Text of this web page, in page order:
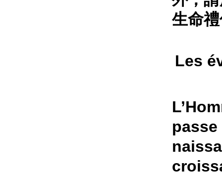
生命
Les